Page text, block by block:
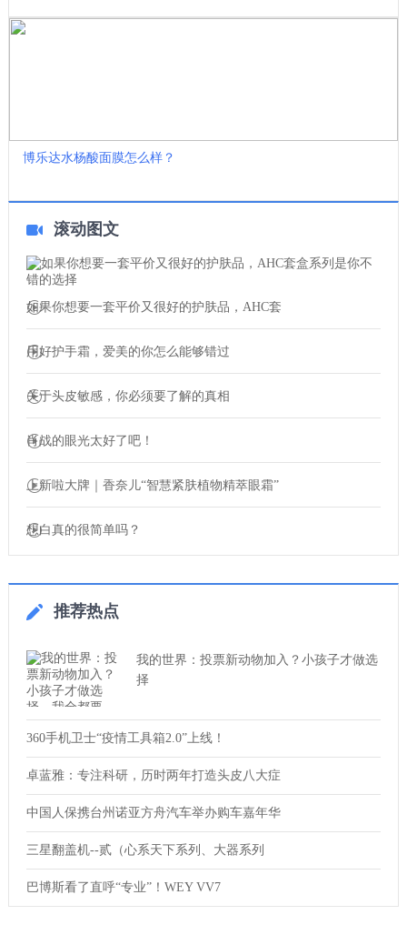
博乐达水杨酸面膜怎么样？
滚动图文
如果你想要一套平价又很好的护肤品，AHC套
用好护手霜，爱美的你怎么能够错过
关于头皮敏感，你必须要了解的真相
肖战的眼光太好了吧！
上新啦大牌｜香奈儿“智慧紧肤植物精萃眼霜”
想白真的很简单吗？
推荐热点
我的世界：投票新动物加入？小孩子才做选
择
360手机卫士“疫情工具箱2.0”上线！
卓蓝雅：专注科研，历时两年打造头皮八大症
中国人保携台州诺亚方舟汽车举办购车嘉年华
三星翻盖机--贰（心系天下系列、大器系列
巴博斯看了直呼“专业”！WEY VV7